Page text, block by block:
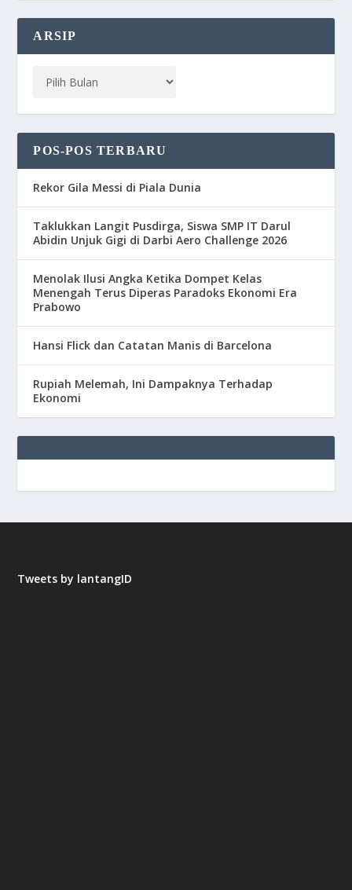
ARSIP
POS-POS TERBARU
Rekor Gila Messi di Piala Dunia
Taklukkan Langit Pusdirga, Siswa SMP IT Darul
Abidin Unjuk Gigi di Darbi Aero Challenge 2026
Menolak Ilusi Angka Ketika Dompet Kelas
Menengah Terus Diperas Paradoks Ekonomi Era
Prabowo
Hansi Flick dan Catatan Manis di Barcelona
Rupiah Melemah, Ini Dampaknya Terhadap
Ekonomi
Tweets by lantangID